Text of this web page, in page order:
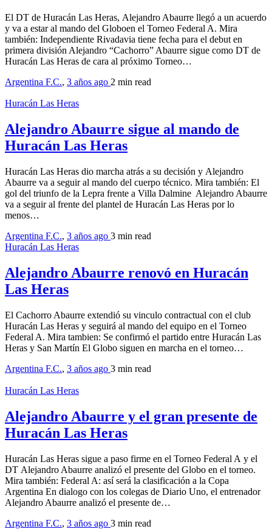
El DT de Huracán Las Heras, Alejandro Abaurre llegó a un acuerdo
y va a estar al mando del Globoen el Torneo Federal A. Mira
también: Independiente Rivadavia tiene fecha para el debut en
primera división Alejandro “Cachorro” Abaurre sigue como DT de
Huracán Las Heras de cara al próximo Torneo…
Argentina F.C., 3 años ago 2 min read
Huracán Las Heras
Alejandro Abaurre sigue al mando de
Huracán Las Heras
Huracán Las Heras dio marcha atrás a su decisión y Alejandro
Abaurre va a seguir al mando del cuerpo técnico. Mira también: El
gol del triunfo de la Lepra frente a Villa Dalmine Alejandro Abaurre
va a seguir al frente del plantel de Huracán Las Heras por lo
menos…
Argentina F.C., 3 años ago 3 min read
Huracán Las Heras
Alejandro Abaurre renovó en Huracán
Las Heras
El Cachorro Abaurre extendió su vinculo contractual con el club
Huracán Las Heras y seguirá al mando del equipo en el Torneo
Federal A. Mira tambien: Se confirmó el partido entre Huracán Las
Heras y San Martín El Globo siguen en marcha en el torneo…
Argentina F.C., 3 años ago 3 min read
Huracán Las Heras
Alejandro Abaurre y el gran presente de
Huracán Las Heras
Huracán Las Heras sigue a paso firme en el Torneo Federal A y el
DT Alejandro Abaurre analizó el presente del Globo en el torneo.
Mira también: Federal A: así será la clasificación a la Copa
Argentina En dialogo con los colegas de Diario Uno, el entrenador
Alejandro Abaurre analizó el presente de…
Argentina F.C., 3 años ago 3 min read